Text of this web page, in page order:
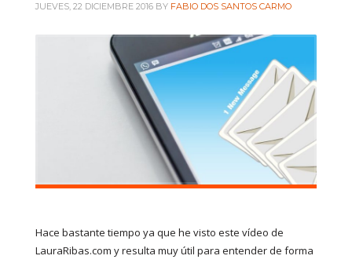
JUEVES, 22 DICIEMBRE 2016 BY FABIO DOS SANTOS CARMO
Hace bastante tiempo ya que he visto este vídeo de
LauraRibas.com y resulta muy útil para entender de forma